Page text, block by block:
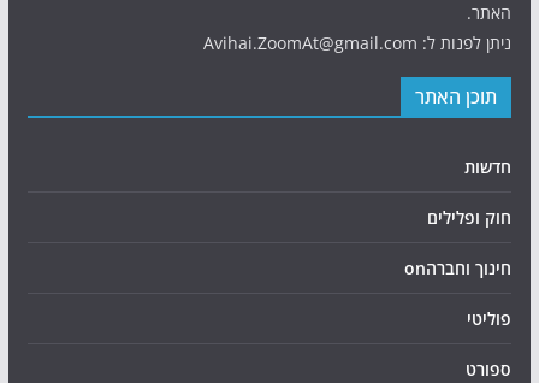
האתר.
ניתן לפנות ל: Avihai.ZoomAt@gmail.com
תוכן האתר
חדשות
חוק ופלילים
חינוך וחברהon
פוליטי
ספורט